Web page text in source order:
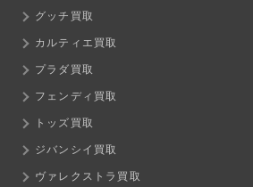
グッチ買取
カルティエ買取
プラダ買取
フェンディ買取
トッズ買取
ジバンシイ買取
ヴァレクストラ買取